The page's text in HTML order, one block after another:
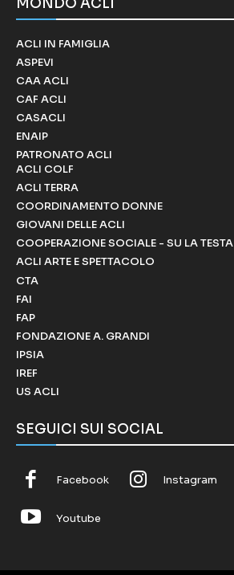
MONDO ACLI
ACLI IN FAMIGLIA
ASPEVI
CAA ACLI
CAF ACLI
CASACLI
ENAIP
PATRONATO ACLI
ACLI COLF
ACLI TERRA
COORDINAMENTO DONNE
GIOVANI DELLE ACLI
COOPERAZIONE SOCIALE - SU LA TESTA
ACLI ARTE E SPETTACOLO
CTA
FAI
FAP
FONDAZIONE A. GRANDI
IPSIA
IREF
US ACLI
SEGUICI SUI SOCIAL
Facebook Instagram
Youtube